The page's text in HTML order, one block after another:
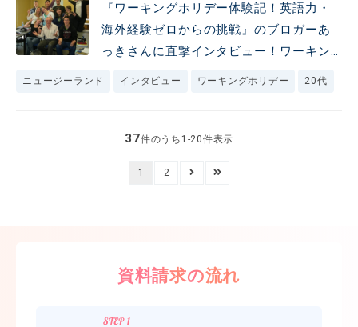
『ワーキングホリデー体験記！英語力・
海外経験ゼロからの挑戦』のブロガーあ
っきさんに直撃インタビュー！ワーキン
グホリデーでの体験を聞いてみました★～
ニュージーランド インタビュー ワーキングホリデー 20代
37件のうち1-20件表示
1 2
資料請求の流れ